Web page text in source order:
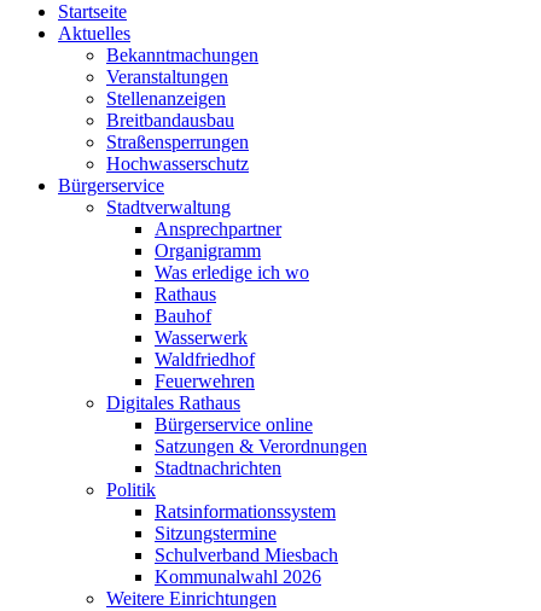
Startseite
Aktuelles
Bekanntmachungen
Veranstaltungen
Stellenanzeigen
Breitbandausbau
Straßensperrungen
Hochwasserschutz
Bürgerservice
Stadtverwaltung
Ansprechpartner
Organigramm
Was erledige ich wo
Rathaus
Bauhof
Wasserwerk
Waldfriedhof
Feuerwehren
Digitales Rathaus
Bürgerservice online
Satzungen & Verordnungen
Stadtnachrichten
Politik
Ratsinformationssystem
Sitzungstermine
Schulverband Miesbach
Kommunalwahl 2026
Weitere Einrichtungen